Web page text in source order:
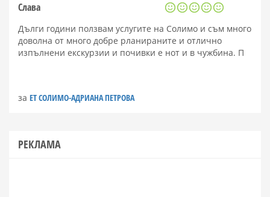
Слава
Дълги години ползвам услугите на Солимо и съм много
доволна от много добре рланираните и отлично
изпълнени екскурзии и почивки е нот и в чужбина. П
за ЕТ СОЛИМО-АДРИАНА ПЕТРОВА
РЕКЛАМА